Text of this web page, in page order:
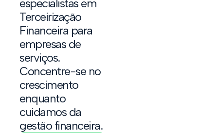
especialistas em
Terceirização
Financeira para
empresas de
serviços.
Concentre-se no
crescimento
enquanto
cuidamos da
gestão financeira.